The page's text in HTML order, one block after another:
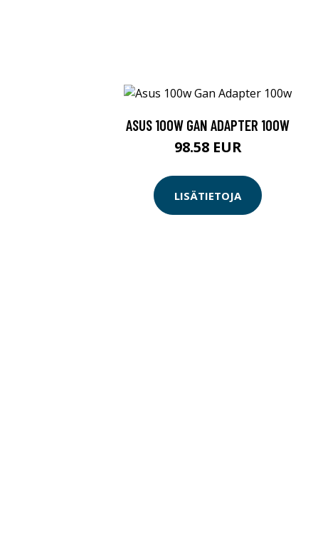
ASUS 100W GAN ADAPTER 100W
98.58 EUR
LISÄTIETOJA